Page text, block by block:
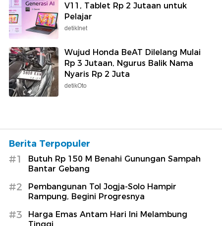
V11, Tablet Rp 2 Jutaan untuk
Pelajar
detikInet
Wujud Honda BeAT Dilelang Mulai
Rp 3 Jutaan, Ngurus Balik Nama
Nyaris Rp 2 Juta
detikOto
Berita Terpopuler
#1
Butuh Rp 150 M Benahi Gunungan Sampah
Bantar Gebang
#2
Pembangunan Tol Jogja-Solo Hampir
Rampung, Begini Progresnya
#3
Harga Emas Antam Hari Ini Melambung